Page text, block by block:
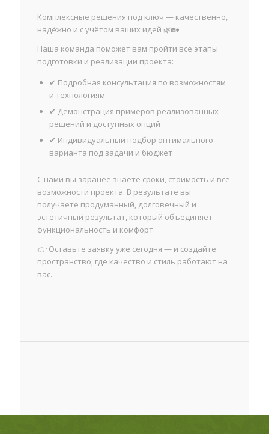
Комплексные решения под ключ — качественно,
надёжно и с учётом ваших идей 🌿🏡
Наша команда поможет вам пройти все этапы
подготовки и реализации проекта:
✔ Подробная консультация по возможностям
и технологиям
✔ Демонстрация примеров реализованных
решений и доступных опций
✔ Индивидуальный подбор оптимального
варианта под задачи и бюджет
С нами вы заранее знаете сроки, стоимость и все
возможности проекта. В результате вы
получаете продуманный, долговечный и
эстетичный результат, который объединяет
функциональность и комфорт.
👉 Оставьте заявку уже сегодня — и создайте
пространство, где качество и стиль работают на
вас.